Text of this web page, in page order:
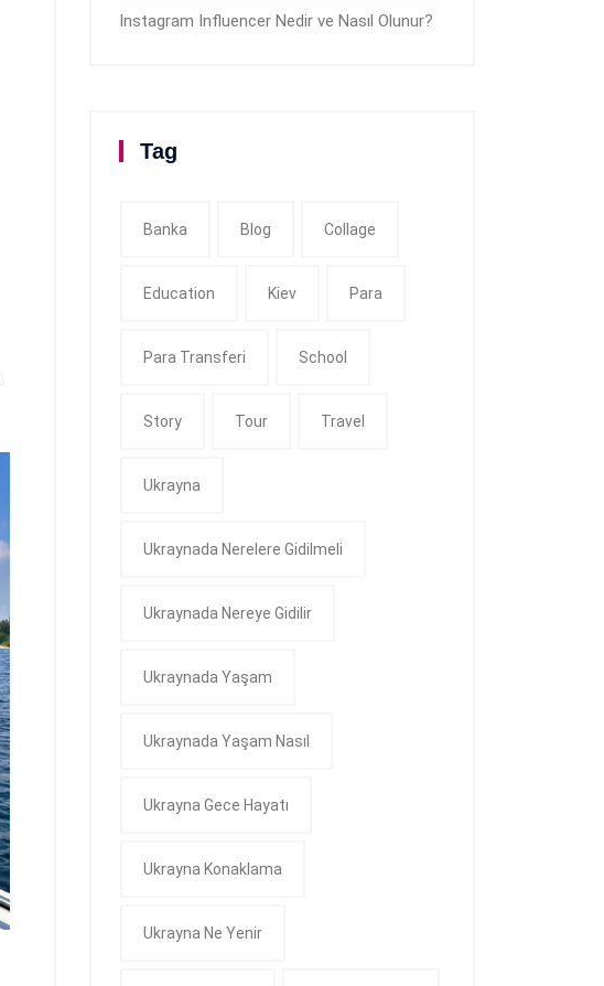
Instagram Influencer Nedir ve Nasıl Olunur?
Tag
Banka Blog Collage
Education Kiev Para
Para Transferi School
Story Tour Travel
Ukrayna
Ukraynada Nerelere Gidilmeli
Ukraynada Nereye Gidilir
Ukraynada Yaşam
Ukraynada Yaşam Nasıl
Ukrayna Gece Hayatı
Ukrayna Konaklama
Ukrayna Ne Yenir